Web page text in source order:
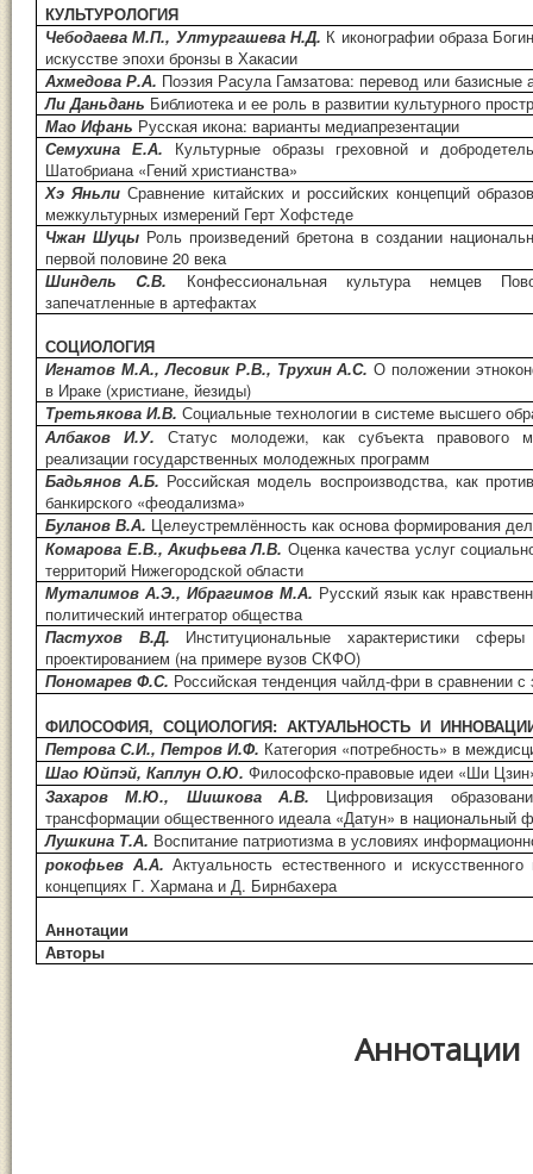
КУЛЬТУРОЛОГИЯ
Чебодаева М.П., Ултургашева Н.Д. К иконографии образа
искусстве эпохи бронзы в Хакасии
Ахмедова Р.А. Поэзия Расула Гамзатова: перевод или базисные
Ли Даньдань Библиотека и ее роль в развитии культурного
Мао Ифань Русская икона: варианты медиапрезентации
Семухина Е.А. Культурные образы греховной и
Шатобриана «Гений христианства»
Хэ ЯньлиСравнение китайских и российских концепций
межкультурных измерений Герт Хофстеде
Чжан Шуцы Роль произведений бретона в создании
первой половине 20 века
Шиндель C.В. Конфессиональная культура немцев
запечатленные в артефактах
СОЦИОЛОГИЯ
Игнатов М.А., Лесовик Р.В., Трухин А.С.О положении
в Ираке (христиане, йезиды)
Третьякова И.В.Социальные технологии в системе высшего
Албаков И.У.Статус молодежи, как субъекта правового
реализации государственных молодежных программ
Бадьянов А.Б. Российская модель воспроизводства, как
банкирского «феодализма»
Буланов В.А. Целеустремлённость как основа формирования
Комарова Е.В., Акифьева Л.В. Оценка качества услуг
территорий Нижегородской области
Муталимов А.Э., Ибрагимов М.А. Русский язык как
политический интегратор общества
Пастухов В.Д.
Институциональные характеристики
проектированием (на примере вузов СКФО)
Пономарев Ф.С. Российская тенденция чайлд-фри в сравнении
ФИЛОСОФИЯ, СОЦИОЛОГИЯ: АКТУАЛЬНОСТЬ И
Петрова С.И., Петров И.Ф. Категория «потребность» в
Шао Юйпэй, Каплун О.Ю.Философско-правовые идеи «Ши
Захаров М.Ю., Шишкова А.В. Цифровизация
трансформации общественного идеала «Датун» в национальный
Лушкина Т.А. Воспитание патриотизма в условиях
рокофьев А.А.Актуальность естественного и
концепциях Г. Хармана и Д. Бирнбахера
Аннотации
Авторы
Аннотации